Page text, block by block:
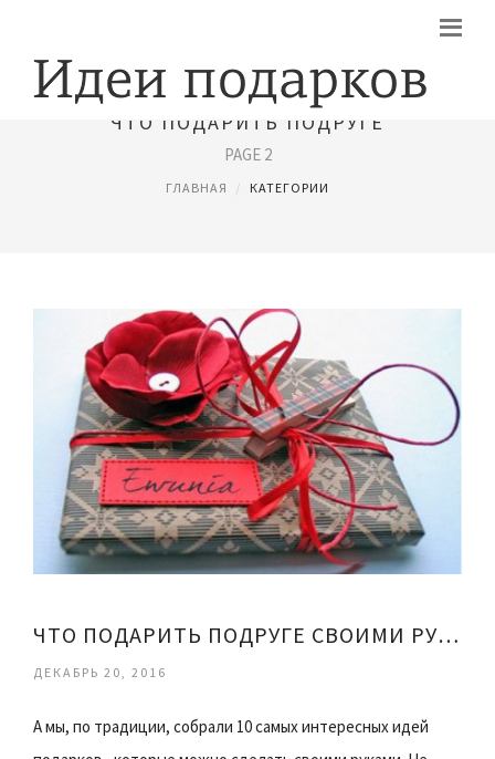
ЧТО ПОДАРИТЬ ПОДРУГЕ
PAGE 2
ГЛАВНАЯ КАТЕГОРИИ
ЧТО ПОДАРИТЬ ПОДРУГЕ СВОИМИ РУКАМИ
ДЕКАБРЬ 20, 2016
А мы, по традиции, собрали 10 самых интересных идей